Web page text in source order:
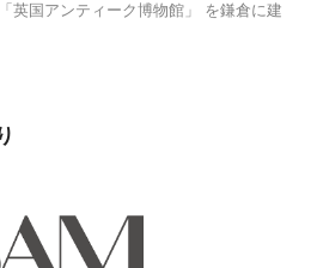
英国アンティーク博物館」 を鎌倉に建